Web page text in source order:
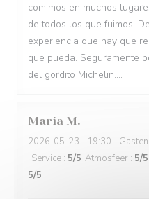
comimos en muchos
de todos los que fuimos.
experiencia que hay que
que pueda. Seguramente
del gordito Michelin....
Maria M
2026-05-23 - 19:30 -
Service : 5/5 Atmosfeer : 5/5
5/5